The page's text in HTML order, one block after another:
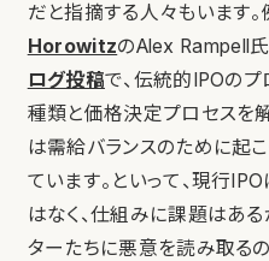
だと指摘する人々もいます。
HorowitzのAlex Rampell
ログ投稿で、伝統的IPOの
種類と価格決定プロセスを
は需給バランスのために起
ています。といって、現行
はなく、仕組みに課題はあ
ターたちに悪意を読み取る